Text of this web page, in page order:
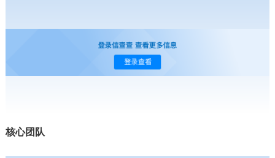
核心团队